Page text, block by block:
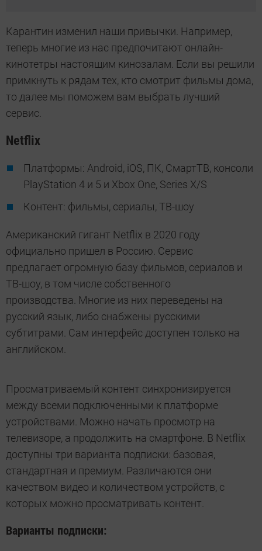
Карантин изменил наши привычки. Например,
теперь многие из нас предпочитают онлайн-
кинотетры настоящим кинозалам. Если вы решили
примкнуть к рядам тех, кто смотрит фильмы дома,
то далее мы поможем вам выбрать лучший
сервис.
Netflix
Платформы: Android, iOS, ПК, СмартТВ, консоли
PlayStation 4 и 5 и Xbox One, Series X/S
Контент: фильмы, сериалы, ТВ-шоу
Американский гигант Netflix в 2020 году
официально пришел в Россию. Сервис
предлагает огромную базу фильмов, сериалов и
ТВ-шоу, в том числе собственного
производства. Многие из них переведены на
русский язык, либо снабжены русскими
субтитрами. Сам интерфейс доступен только на
английском.
Просматриваемый контент синхронизируется
между всеми подключенными к платформе
устройствами. Можно начать просмотр на
телевизоре, а продолжить на смартфоне. В Netflix
доступны три варианта подписки: базовая,
стандартная и премиум. Различаются они
качеством видео и количеством устройств, с
которых можно просматривать контент.
Варианты подписки: